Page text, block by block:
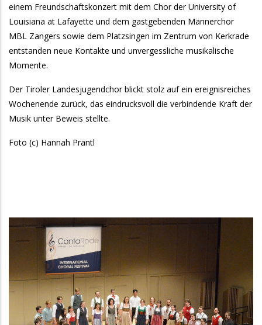
einem Freundschaftskonzert mit dem Chor der University of
Louisiana at Lafayette und dem gastgebenden Männerchor
MBL Zangers sowie dem Platzsingen im Zentrum von Kerkrade
entstanden neue Kontakte und unvergessliche musikalische
Momente.
Der Tiroler Landesjugendchor blickt stolz auf ein ereignisreiches
Wochenende zurück, das eindrucksvoll die verbindende Kraft der
Musik unter Beweis stellte.
Foto (c) Hannah Prantl